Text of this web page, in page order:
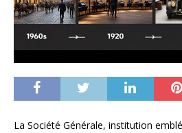
La Société Générale, institution